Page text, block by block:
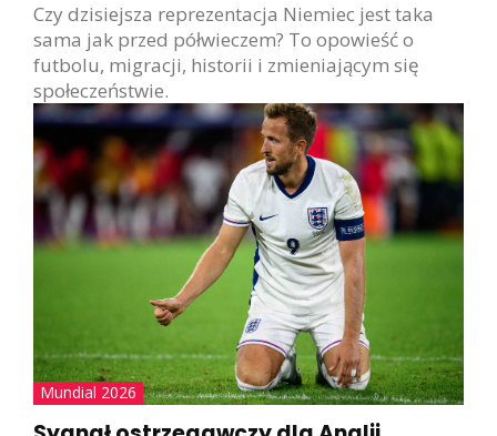
Czy dzisiejsza reprezentacja Niemiec jest taka
sama jak przed półwieczem? To opowieść o
futbolu, migracji, historii i zmieniającym się
społeczeństwie.
Mundial 2026